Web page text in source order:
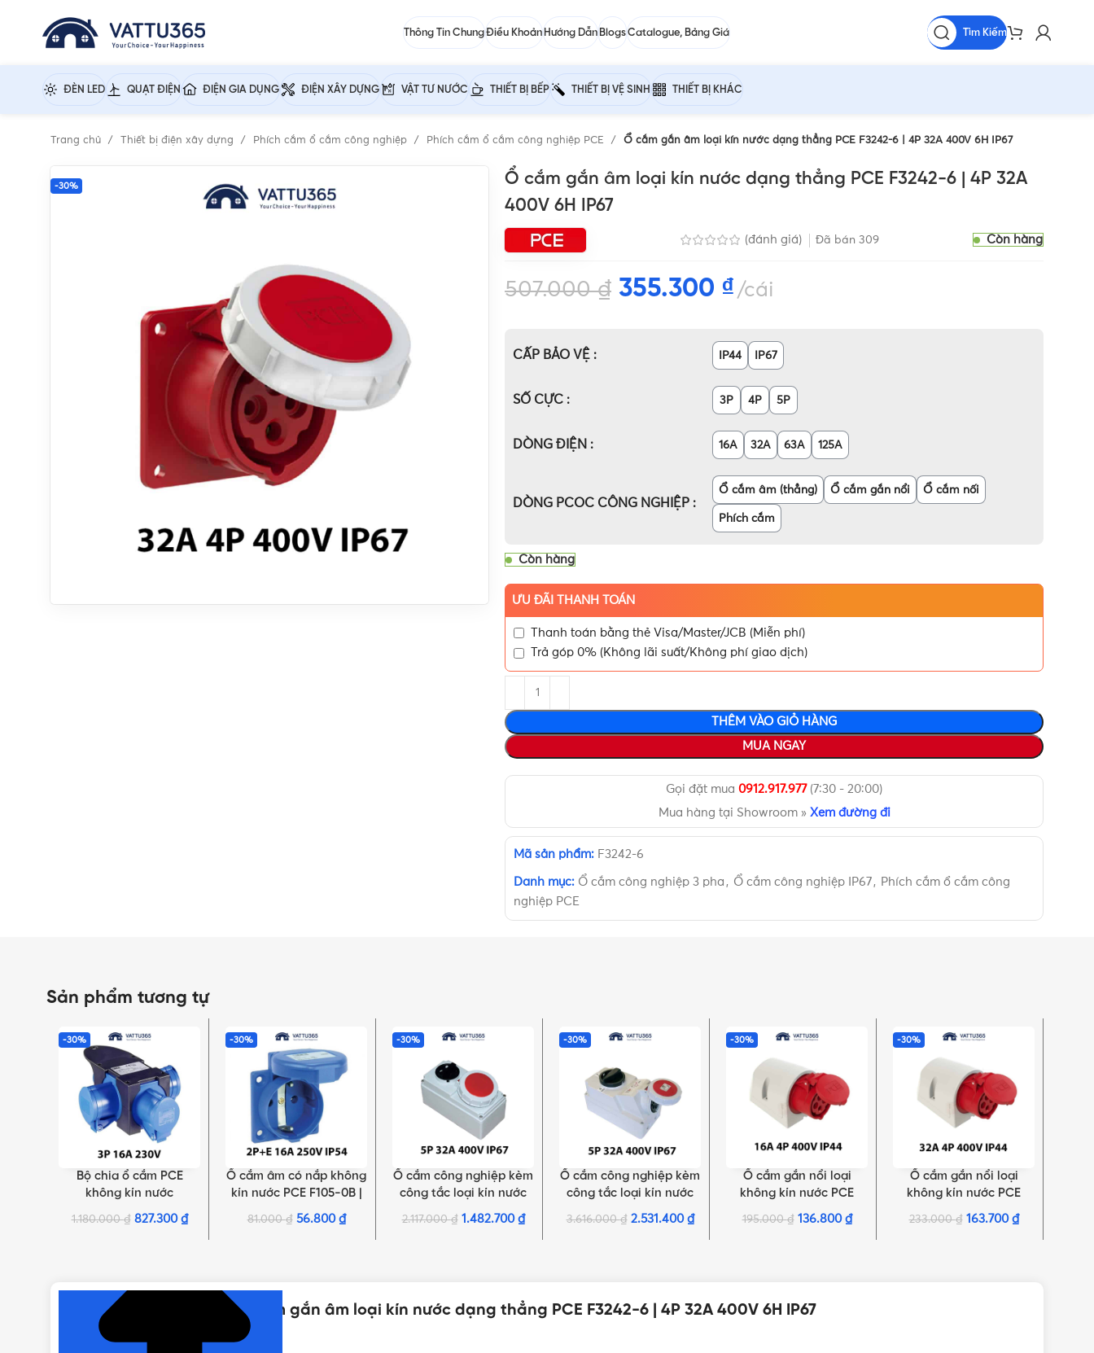
Thông Tin ChungĐiều Khoản Hướng Dẫn BlogsCatalogue, Bảng Giá Tìm Kiếm
ĐÈN LED QUẠT ĐIỆN ĐIỆN GIA DỤNG ĐIỆN XÂY DỰNG VẬT TƯ NƯỚC THIẾT BỊ BẾP THIẾT BỊ VỆ SINH THIẾT BỊ KHÁC
Trang chủ Thiết bị điện xây dựng Phích cắm ổ cắm công nghiệp Phích cắm ổ cắm công nghiệp PCE Ổ cắm gắn âm loại kín nước dạng thẳng PCE F3242-6 | 4P 32A 400V 6H IP67
-30%
Ổ cắm gắn âm loại kín nước dạng thẳng PCE F3242-6 | 4P 32A
400V 6H IP67
(đánh giá) Đã bán 309 Còn hàng
507.000₫ 355.300 ₫ cái
CẤP BẢO VỆ IP44 IP67
SỐ CỰC 3P 4P 5P
DÒNG ĐIỆN 16A 32A 63A 125A
DÒNG PCOC CÔNG NGHIỆP
Ổ cắm âm (thẳng) Ổ cắm gắn nổi Ổ cắm nối
Phích cắm
Còn hàng
ƯU ĐÃI THANH TOÁN
Thanh toán bằng thẻ Visa/Master/JCB (Miễn phí)
Trả góp 0% (Không lãi suất/Không phí giao dịch)
THÊM VÀO GIỎ HÀNG
MUA NGAY
Gọi đặt mua 0912.917.977(7:30 - 20:00)
Mua hàng tại Showroom » Xem đường đi
Mã sản phẩm: F3242-6
Danh mục: Ổ cắm công nghiệp 3 pha , Ổ cắm công nghiệp IP67, Phích cắm ổ cắm công
nghiệp PCE
Sản phẩm tương tự
-30%
THÊM VÀO GIỎ HÀNG
Bộ chia ổ cắm PCE
không kín nước
F9430401 | 3P 16A 230V
1.180.000₫ 827.300 ₫
-30%
THÊM VÀO GIỎ HÀNG
Ổ cắm âm có nắp không
kín nước PCE F105-0B |
2P+E 16A 250V IP54
81.000₫ 56.800 ₫
-30%
THÊM VÀO GIỎ HÀNG
Ổ cắm công nghiệp kèm
công tắc loại kín nước
PCE F61252-6 | 5P 32A
400V 6H IP67
2.117.000₫ 1.482.700 ₫
-30%
THÊM VÀO GIỎ HÀNG
Ổ cắm công nghiệp kèm
công tắc loại kín nước
PCE F75252-6 | 5P 32A
400V 6H IP67
3.616.000₫ 2.531.400 ₫
-30%
THÊM VÀO GIỎ HÀNG
Ổ cắm gắn nổi loại
không kín nước PCE
F114-6 | 4P 16A 400V 6H
IP44
195.000₫ 136.800 ₫
-30%
THÊM VÀO GIỎ HÀNG
Ổ cắm gắn nổi loại
không kín nước PCE
F124-6 | 4P 32A 400V 6H
IP44
233.000₫ 163.700 ₫
Thông số kỹ thuật của Ổ cắm gắn âm loại kín nước dạng thẳng PCE F3242-6 | 4P 32A 400V 6H IP67
NHẤN ĐỂ XEM TIẾP (THU GỌN)